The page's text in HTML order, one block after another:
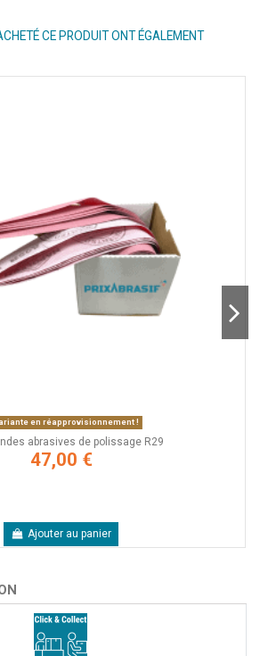
CE PRODUIT ONT ÉGALEMENT
en réapprovisionnement !
abrasives de polissage R29
47,00 €
Ajouter au panier